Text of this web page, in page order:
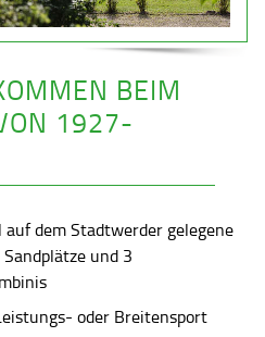
BEIM
1927-
dem Stadtwerder gelegene
und 3
oder Breitensport